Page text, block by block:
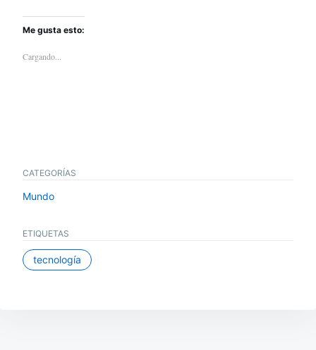
Me gusta esto:
Cargando...
CATEGORÍAS
Mundo
ETIQUETAS
tecnología